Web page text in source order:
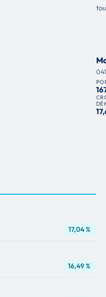
17,04 %
16,49 %